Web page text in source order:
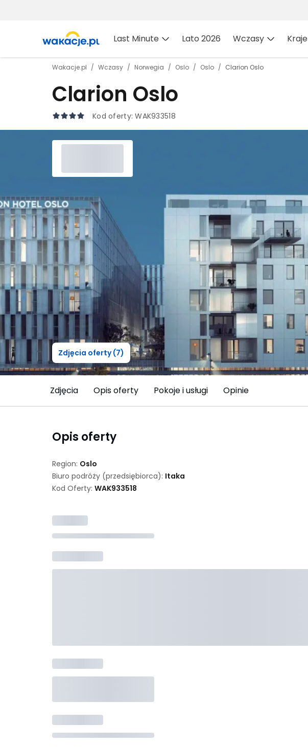
Last Minute Lato 2026 Wczasy Kraje
Wakacje.pl Wczasy Norwegia Oslo Oslo Clarion Oslo
Clarion Oslo
Kod oferty:WAK933518
Zdjęcia oferty (7)
Zdjęcia Opis oferty Pokoje i usługi Opinie
Opis oferty
Region: Oslo
Biuro podróży (przedsiębiorca): Itaka
Kod Oferty: WAK933518